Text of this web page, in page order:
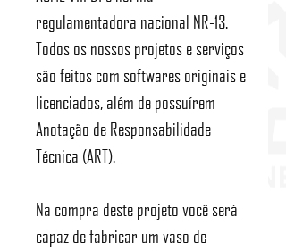
regulamentadora nacional NR-13.
Todos os nossos projetos e serviços
são feitos com softwares originais e
licenciados, além de possuírem
Anotação de Responsabilidade
Técnica (ART).
Na compra deste projeto você será
capaz de fabricar um vaso de